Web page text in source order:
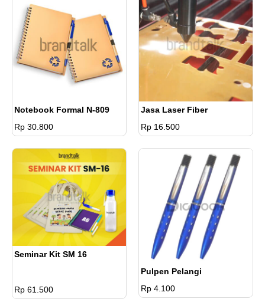
Notebook Formal N-809
Rp 30.800
Jasa Laser Fiber
Rp 16.500
Seminar Kit SM 16
Rp 61.500
Pulpen Pelangi
Rp 4.100